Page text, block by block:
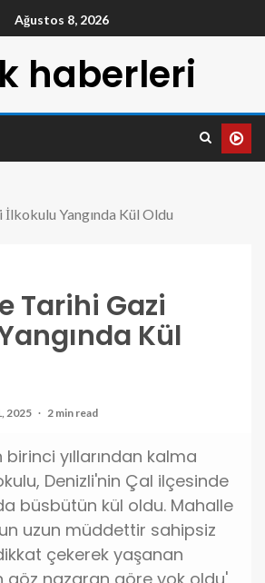
Ağustos 8, 2026
haberleri
İlkokulu Yangında Kül Oldu
Tarihi Gazi
Kül
2025 2 min read
yıllarından kalma
Denizli'nin Çal ilçesinde
büsbütün kül oldu. Mahalle
uzun müddettir sahipsiz
dikkat çekerek yaşanan